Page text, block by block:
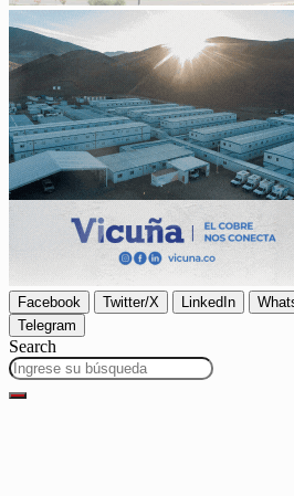
Facebook Twitter/X LinkedIn
Telegram
Search